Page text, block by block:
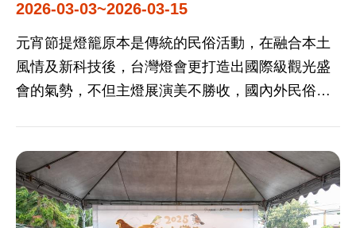
2026-03-03~2026-03-15
元宵節提燈籠原本是傳統的民俗活動，在融合本土
風情及新科技後，台灣燈會更打造出國際級觀光盛
會的氣勢，不但主燈展演美不勝收，國內外民俗團
連。西元2007年間，美國Discovery節目製作人來臺
參訪台灣燈會元宵活動，將其評選為「全球最佳慶
典活動」之一。